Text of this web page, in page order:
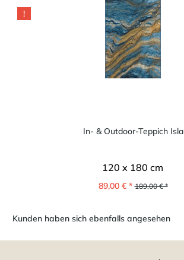
!
In- & Outdoor-Teppich Isla
120 x 180 cm
89,00 € * 189,00 € *
Kunden haben sich ebenfalls angesehen